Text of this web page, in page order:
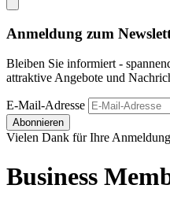
Anmeldung zum
Bleiben Sie informiert -
attraktive Angebote und
E-Mail-Adresse
Abonnieren
Vielen Dank für Ihre
Business